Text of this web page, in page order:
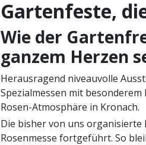
Gartenfeste,
Wie der
ganzem Herzen
Herausragend niveauvolle
Spezialmessen mit
Rosen-Atmosphäre in Kronach.
Die bisher von uns organisierte
Rosenmesse fortgeführt. So